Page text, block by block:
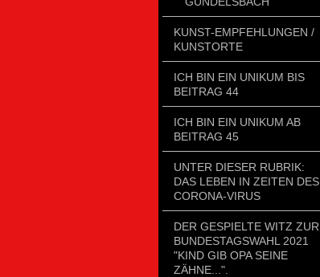
KUNST-EMPFEHLUNGEN /
KUNSTORTE
ICH BIN EIN UNIKUM BIS
BEITRAG 44
ICH BIN EIN UNIKUM AB
BEITRAG 45
UNTER DIESER RUBRIK:
DAS LEBEN IN ZEITEN DES
CORONA-VIRUS
DER GESPIELTE WITZ ZUR
BUNDESTAGSWAHL 2021
"KIND GIB OPA SEINE
ZÄHNE...".